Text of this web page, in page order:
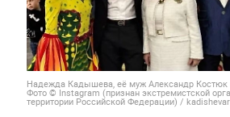
Надежда Кадышева, её муж Александр Костюк
Фото © Instagram (признан экстремистской
территории Российской Федерации) /